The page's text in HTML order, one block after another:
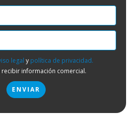
legal y política de privacidad.
información comercial.